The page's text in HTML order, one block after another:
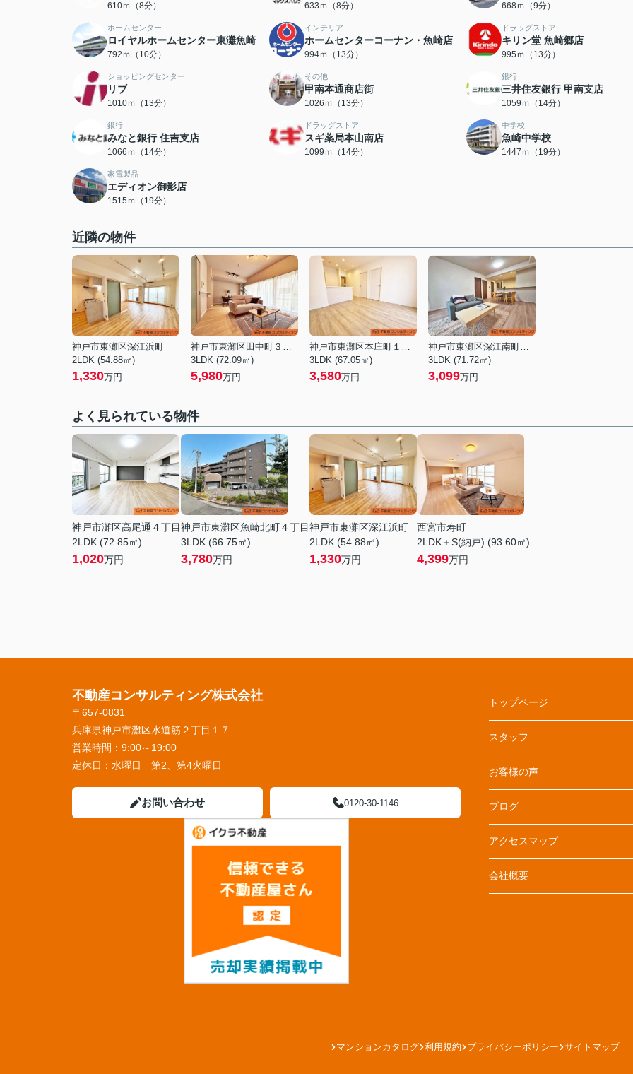
610ｍ（8分） 633ｍ（8分） 668ｍ（9分）
ホームセンター
ロイヤルホームセンター東灘魚崎
792ｍ（10分）
インテリア
ホームセンターコーナン・魚崎店
994ｍ（13分）
ドラッグストア
キリン堂 魚崎郷店
995ｍ（13分）
ショッピングセンター
リブ
1010ｍ（13分）
その他
甲南本通商店街
1026ｍ（13分）
銀行
三井住友銀行 甲南支店
1059ｍ（14分）
銀行
みなと銀行 住吉支店
1066ｍ（14分）
ドラッグストア
スギ薬局本山南店
1099ｍ（14分）
中学校
魚崎中学校
1447ｍ（19分）
家電製品
エディオン御影店
1515ｍ（19分）
近隣の物件
神戸市東灘区深江浜町
2LDK (54.88㎡)
1,330万円
神戸市東灘区田中町３丁目
3LDK (72.09㎡)
5,980万円
神戸市東灘区本庄町１丁目
3LDK (67.05㎡)
3,580万円
神戸市東灘区深江南町３丁目
3LDK (71.72㎡)
3,099万円
よく見られている物件
神戸市灘区高尾通４丁目
2LDK (72.85㎡)
1,020万円
神戸市東灘区魚崎北町４丁目
3LDK (66.75㎡)
3,780万円
神戸市東灘区深江浜町
2LDK (54.88㎡)
1,330万円
西宮市寿町
2LDK＋S(納戸) (93.60㎡)
4,399万円
不動産コンサルティング株式会社
〒657-0831
兵庫県神戸市灘区水道筋２丁目１７
営業時間： 9:00～19:00
定休日： 水曜日 第2、第4火曜日
お問い合わせ 0120-30-1146
トップページ
スタッフ
お客様の声
ブログ
アクセスマップ
会社概要
マンションカタログ 利用規約 プライバシーポリシー サイトマップ